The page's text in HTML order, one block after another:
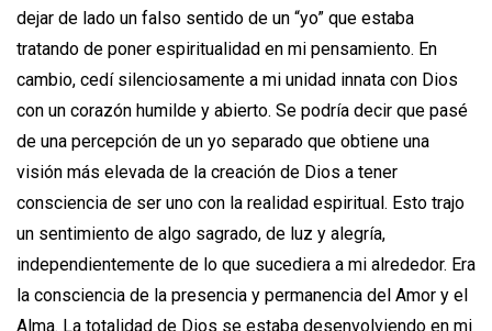
dejar de lado un falso sentido de un “yo” que estaba
tratando de poner espiritualidad en mi pensamiento. En
cambio, cedí silenciosamente a mi unidad innata con Dios
con un corazón humilde y abierto. Se podría decir que pasé
de una percepción de un yo separado que obtiene una
visión más elevada de la creación de Dios a tener
consciencia de ser uno con la realidad espiritual. Esto trajo
un sentimiento de algo sagrado, de luz y alegría,
independientemente de lo que sucediera a mi alrededor. Era
la consciencia de la presencia y permanencia del Amor y el
Alma. La totalidad de Dios se estaba desenvolviendo en mi